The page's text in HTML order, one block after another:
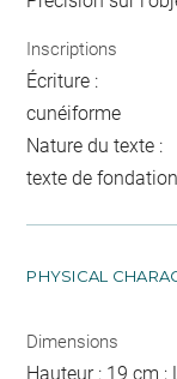
Inscriptions
Écriture :
cunéiforme
Nature du texte :
texte de fondation
PHYSICAL
Dimensions
Hauteur : 19 cm ;